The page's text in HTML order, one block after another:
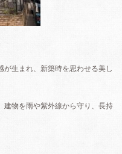
生まれ、新築時を思わせる美し
建物を雨や紫外線から守り、長持